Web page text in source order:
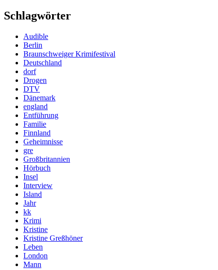
Schlagwörter
Audible
Berlin
Braunschweiger Krimifestival
Deutschland
dorf
Drogen
DTV
Dänemark
england
Entführung
Familie
Finnland
Geheimnisse
gre
Großbritannien
Hörbuch
Insel
Interview
Island
Jahr
kk
Krimi
Kristine
Kristine Greßhöner
Leben
London
Mann